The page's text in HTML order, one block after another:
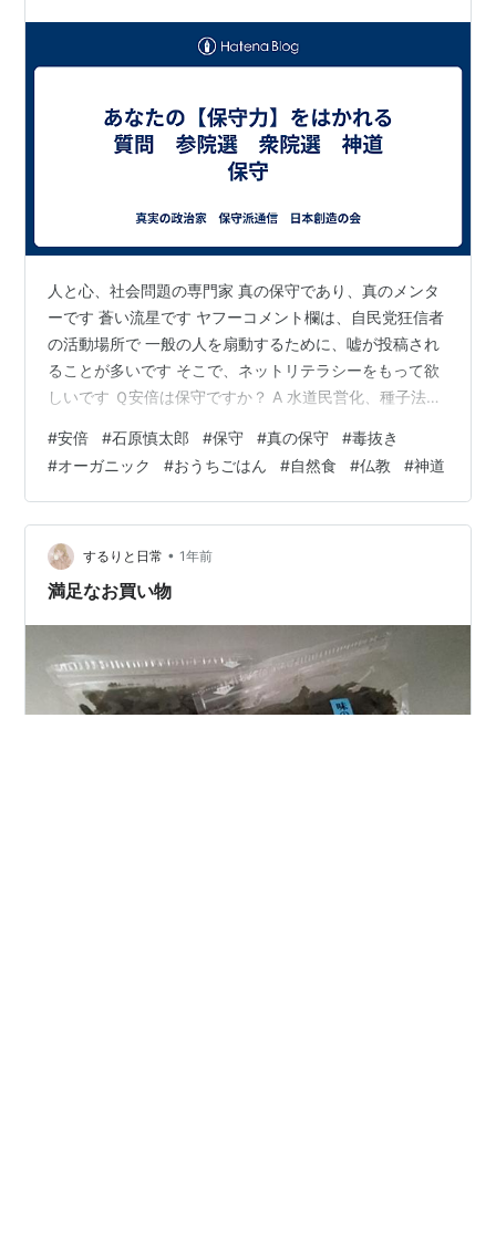
人と心、社会問題の専門家 真の保守であり、真のメンタ
ーです 蒼い流星です ヤフーコメント欄は、自民党狂信者
の活動場所で 一般の人を扇動するために、嘘が投稿され
ることが多いです そこで、ネットリテラシーをもって欲
しいです Ｑ安倍は保守ですか？ A 水道民営化、種子法廃
項などの売国を推進して来ました よく、皆さんから中国
人が嫌いという話しは聞きますが引き込んできたの、安
倍ですよ その安倍を支持している人って、保守じゃない
し、愛国者じゃないです 今みんなが、嫌がっていること
を、軌道に乗せたの安部です 日本を買ってください！と
述べたのも安倍です 安倍…
#安倍 #石原慎太郎 #保守 #真の保守 #毒抜き
#オーガニック #おうちごはん #自然食 #仏教 #神道
するりと日常 • 1年前
満足なお買い物